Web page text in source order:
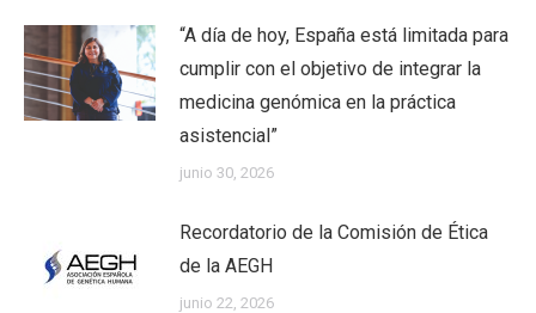
“A día de hoy, España está limitada para
cumplir con el objetivo de integrar la
medicina genómica en la práctica
asistencial”
junio 30, 2026
Recordatorio de la Comisión de Ética
de la AEGH
junio 22, 2026